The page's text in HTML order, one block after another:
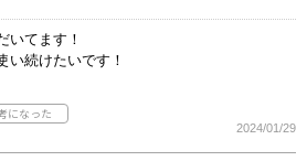
いてます！
い続けたいです！
2024/01/29